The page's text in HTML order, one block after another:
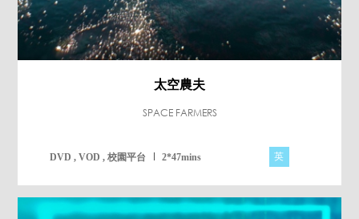
太空農夫
SPACE FARMERS
DVD , VOD , 校園平台 2*47mins 英